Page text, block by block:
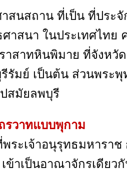
สนสถาน ที่เป็น ที่ประ
าสนา ในประเทศไทย
าสาทหินพิมาย ที่จังหวั
รัมย์ เป็นต้น ส่วนพระ
สมัยลพบุรี
รวาทแบบพุกาม
ระเจ้าอนุรุทธมหาราช
ข้าเป็นอาณาจักรเดียว